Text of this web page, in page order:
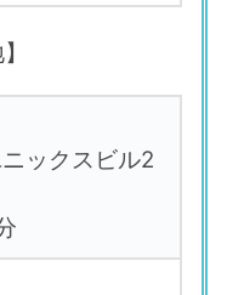
ックスビル2